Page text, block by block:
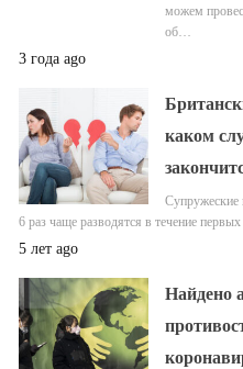
можем
об…
3 года ago
каком
Супружеские
6 раз чаще разводятся в течение
5 лет ago
Найдено